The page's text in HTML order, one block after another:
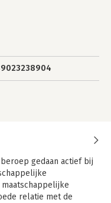
gedaan actief bij
relatie met de